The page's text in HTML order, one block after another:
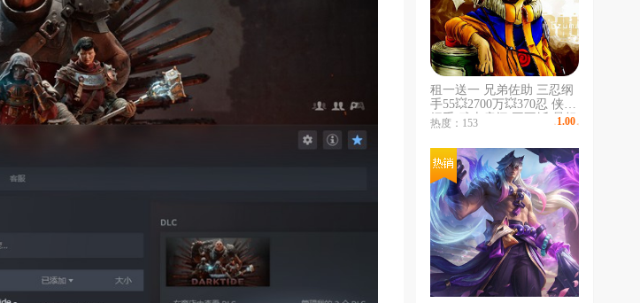
租一送一 兄弟佐助 三忍纲
手55💥2700万💥370忍 侠隐
纲手 武士扉间/再不斩/暴怒
土/疾风咒佐/新春鼬 水门
止水 小楠/泳楠/忍战卡/熊
猫空导
热度：153 1.00